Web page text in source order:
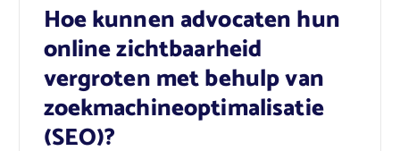
Hoe kunnen advocaten hun
online zichtbaarheid
vergroten met behulp van
zoekmachineoptimalisatie
(SEO)?